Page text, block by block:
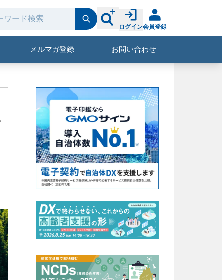
ログイン会員登録
メルマガ登録 お問い合わせ